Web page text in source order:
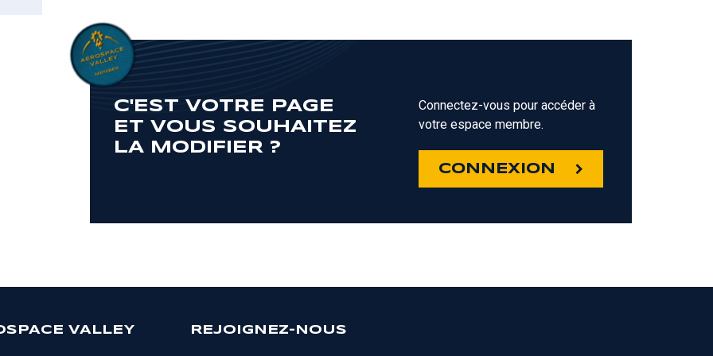
C'EST VOTRE PAGE
ET VOUS SOUHAITEZ
LA MODIFIER ?
Connectez-vous pour accéder à
votre espace membre.
CONNEXION
VALLEY REJOIGNEZ-NOUS